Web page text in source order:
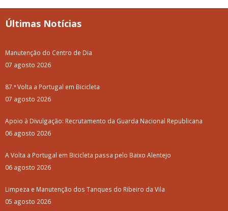
Últimas Notícias
Manutenção do Centro de Dia
07 agosto 2026
87.ª Volta a Portugal em Bicicleta
07 agosto 2026
Apoio à Divulgação: Recrutamento da Guarda Nacional Republicana
06 agosto 2026
A Volta a Portugal em Bicicleta passa pelo Baixo Alentejo
06 agosto 2026
Limpeza e Manutenção dos Tanques do Ribeiro da Vila
05 agosto 2026